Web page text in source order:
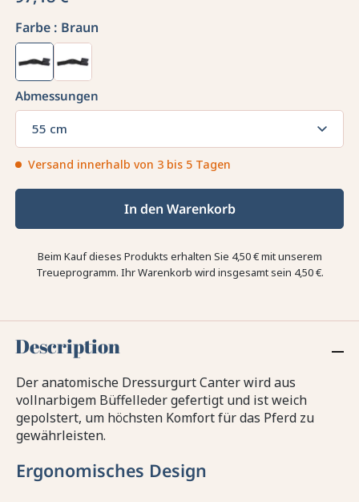
Farbe : Braun
Abmessungen
55 cm
Versand innerhalb von 3 bis 5 Tagen
In den Warenkorb
Beim Kauf dieses Produkts erhalten Sie 4,50 €mit unserem
Treueprogramm. Ihr Warenkorb wird insgesamt sein 4,50 €.
Description
Der anatomische Dressurgurt Canter wird aus
vollnarbigem Büffelleder gefertigt und ist weich
gepolstert, um höchsten Komfort für das Pferd zu
gewährleisten.
Ergonomisches Design